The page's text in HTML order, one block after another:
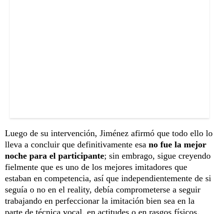
Luego de su intervención, Jiménez afirmó que todo ello lo
lleva a concluir que definitivamente esa no fue la mejor
noche para el participante; sin embrago, sigue creyendo
fielmente que es uno de los mejores imitadores que
estaban en competencia, así que independientemente de si
seguía o no en el reality, debía comprometerse a seguir
trabajando en perfeccionar la imitación bien sea en la